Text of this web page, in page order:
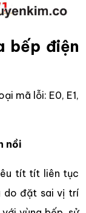
bếp điện
mã lỗi: E0, E1,
nồi
tít tít liên tục
do đặt sai vị trí